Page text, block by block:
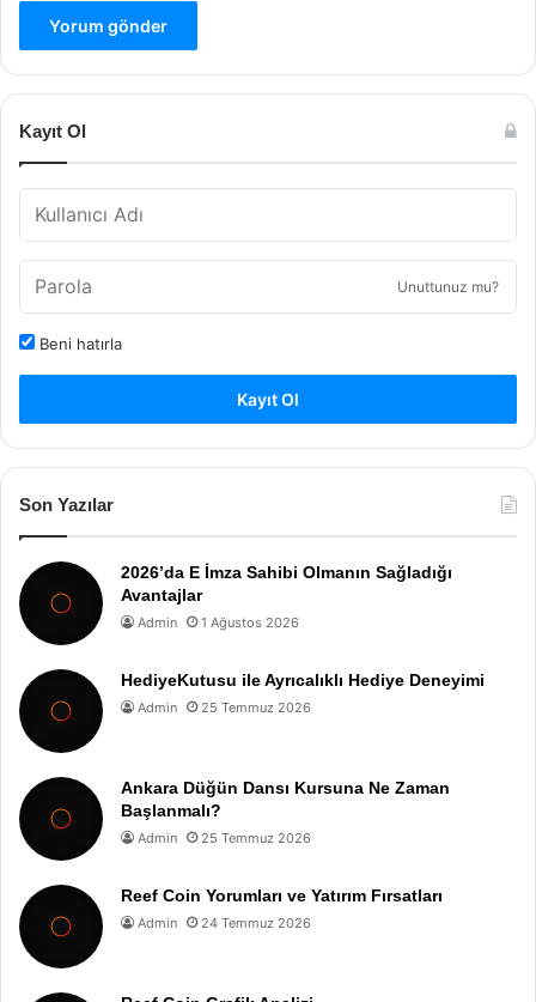
Kayıt Ol
Unuttunuz mu?
Beni hatırla
Kayıt Ol
Son Yazılar
2026’da E İmza Sahibi Olmanın Sağladığı
Avantajlar
Admin 1 Ağustos 2026
HediyeKutusu ile Ayrıcalıklı Hediye Deneyimi
Admin 25 Temmuz 2026
Ankara Düğün Dansı Kursuna Ne Zaman
Başlanmalı?
Admin 25 Temmuz 2026
Reef Coin Yorumları ve Yatırım Fırsatları
Admin 24 Temmuz 2026